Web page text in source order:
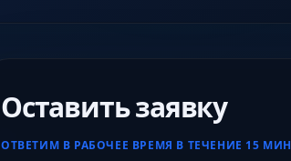
Оставить заявку
ОТВЕТИМ В РАБОЧЕЕ ВРЕМЯ В ТЕЧЕНИЕ 15